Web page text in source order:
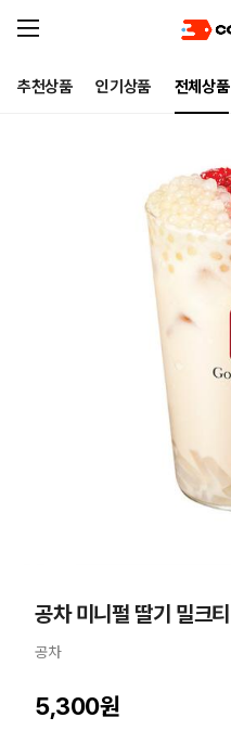
추천상품 인기상품 전체상품
공차 미니펄 딸기 밀크티
공차
5,300원